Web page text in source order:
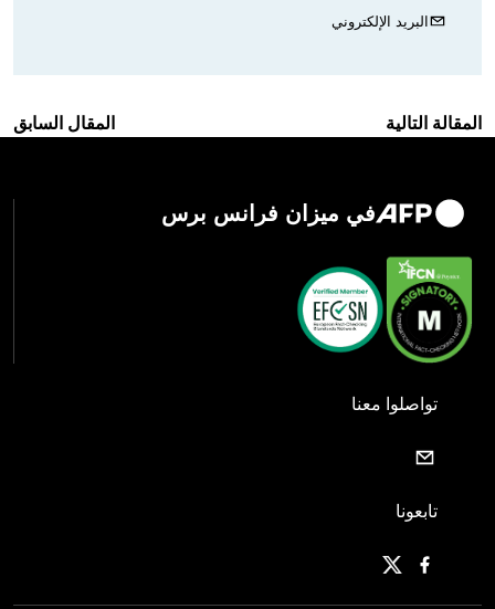
البريد الإلكتروني
المقالة التالية المقال السابق
في ميزان فرانس برس
تواصلوا معنا
تابعونا